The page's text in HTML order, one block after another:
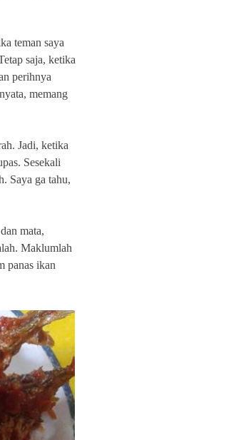
teman saya
saja, ketika
perihnya
memang
Jadi, ketika
Sesekali
Saya ga tahu,
mata,
Maklumlah
panas ikan